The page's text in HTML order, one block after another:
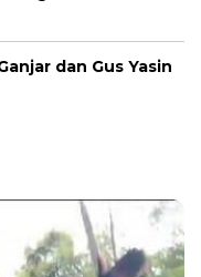
dan Gus Yasin